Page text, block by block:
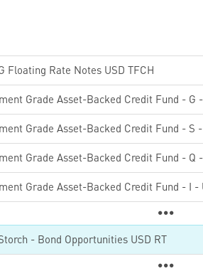
Floating Rate Notes USD TFCH
Grade Asset-Backed Credit Fund - G
Grade Asset-Backed Credit Fund - S -
Grade Asset-Backed Credit Fund - Q
Grade Asset-Backed Credit Fund - I -
- Bond Opportunities USD RT